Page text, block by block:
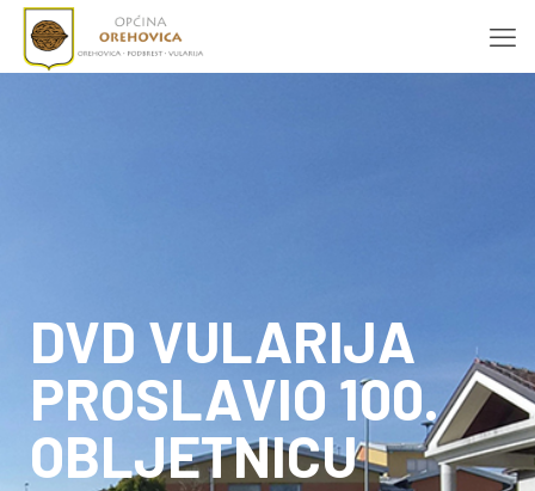
DVD VULARIJA
PROSLAVIO 100.
OBLJETNICU